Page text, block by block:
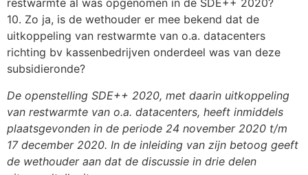
restwarmte al was opgenomen in de SDE++ 2020?
10. Zo ja, is de wethouder er mee bekend dat de
uitkoppeling van restwarmte van o.a. datacenters
richting bv kassenbedrijven onderdeel was van deze
subsidieronde?
De openstelling SDE++ 2020, met daarin uitkoppeling
van restwarmte van o.a. datacenters, heeft inmiddels
plaatsgevonden in de periode 24 november 2020 t/m
17 december 2020. In de inleiding van zijn betoog geeft
de wethouder aan dat de discussie in drie delen